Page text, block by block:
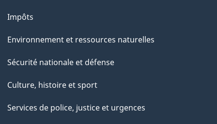
Impôts
Environnement et ressources naturelles
Sécurité nationale et défense
Culture, histoire et sport
Services de police, justice et urgences